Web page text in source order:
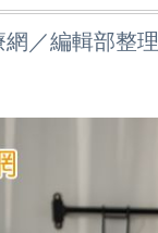
／編輯部整理